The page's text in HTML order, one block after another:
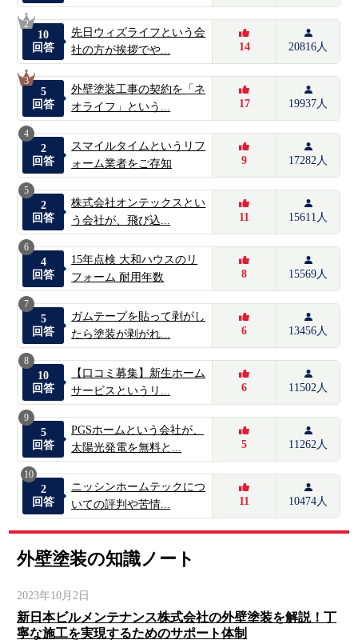
2
10
回答
先日ウィズライフという会
社の方が挨拶でや...
14 20816人
3
5
回答
外壁塗装工事の契約を「ネ
オライフ」という...
17 19937人
4
2
回答
スマイルタイムというリフ
ォーム業者をご存知
9 17282人
5
2
回答
株式会社オンテックスとい
う会社が、飛び込...
11 15611人
6
4
回答
15年点検 大和ハウスのリ
フォーム 耐用年数
8 15569人
7
5
回答
ガムテープを貼って剥がし
たら塗装が剥がれ...
6 13456人
8
10
回答
【口コミ募集】新生ホーム
サービスというリ...
6 11502人
9
5
回答
PGSホームという会社が、
太陽光発電を無料と...
5 11262人
10
2
回答
ニッシンホームテックにつ
いての評判や苦情...
11 10474人
外壁塗装の知識ノート
2023年10月2日
新日本ビルメンテナンス株式会社の外壁塗装を解説！丁
寧な施工を実現するためのサポート体制